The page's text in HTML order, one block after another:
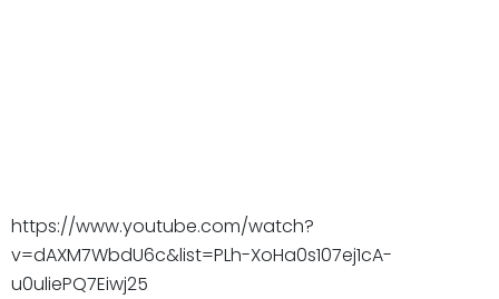
https://www.youtube.com/watch?
v=dAXM7WbdU6c&list=PLh-XoHa0s107ej1cA-
u0uliePQ7Eiwj25